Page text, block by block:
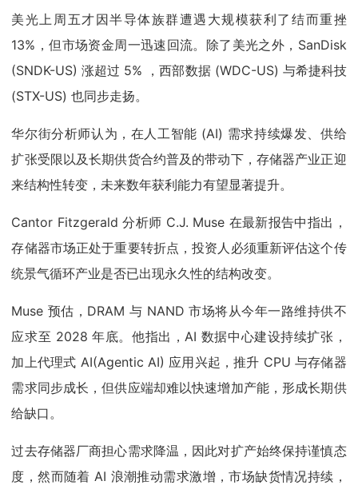
美光上周五才因半导体族群遭遇大规模获利了结而重挫
13%，但市场资金周一迅速回流。除了美光之外，SanDisk
(SNDK-US) 涨超过 5% ，西部数据 (WDC-US) 与希捷科技
(STX-US) 也同步走扬。
华尔街分析师认为，在人工智能 (AI) 需求持续爆发、供给
扩张受限以及长期供货合约普及的带动下，存储器产业正迎
来结构性转变，未来数年获利能力有望显著提升。
Cantor Fitzgerald 分析师 C.J. Muse 在最新报告中指出，
存储器市场正处于重要转折点，投资人必须重新评估这个传
统景气循环产业是否已出现永久性的结构改变。
Muse 预估，DRAM 与 NAND 市场将从今年一路维持供不
应求至 2028 年底。他指出，AI 数据中心建设持续扩张，
加上代理式 AI(Agentic AI) 应用兴起，推升 CPU 与存储器
需求同步成长，但供应端却难以快速增加产能，形成长期供
给缺口。
过去存储器厂商担心需求降温，因此对扩产始终保持谨慎态
度，然而随着 AI 浪潮推动需求激增，市场缺货情况持续，